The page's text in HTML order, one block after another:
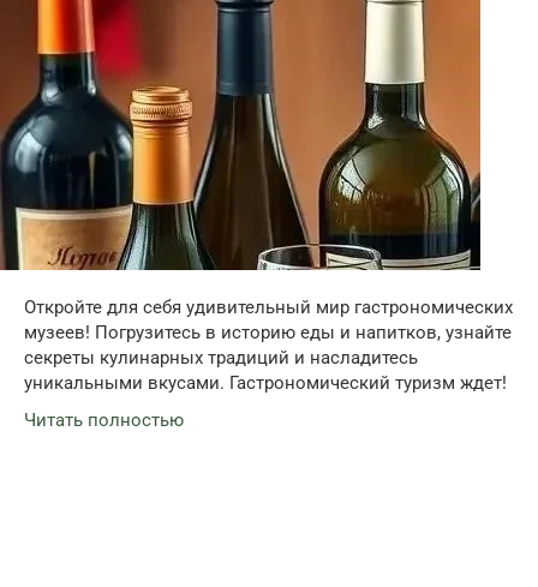
Откройте для себя удивительный мир гастрономических
музеев! Погрузитесь в историю еды и напитков, узнайте
секреты кулинарных традиций и насладитесь
уникальными вкусами. Гастрономический туризм ждет!
Читать полностью